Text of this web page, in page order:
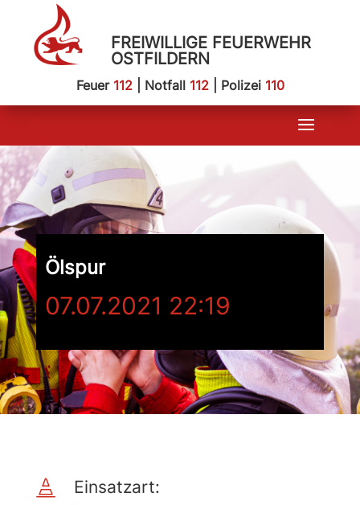
FREIWILLIGE FEUERWEHR
OSTFILDERN
Feuer 112| Notfall 112| Polizei 110
Ölspur
07.07.2021 22:19
 Einsatzart: